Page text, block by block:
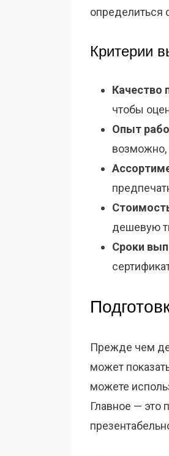
Критерии
Качество
чтобы
Опыт
возможно,
дешевую
Сроки
Прежде чем
может
можете
Главное — это